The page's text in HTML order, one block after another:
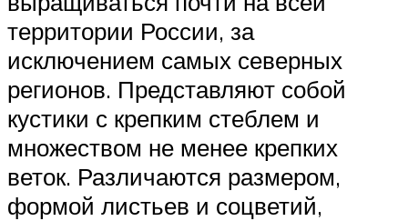
территории России, за
исключением самых северных
регионов. Представляют собой
кустики с крепким стеблем и
множеством не менее крепких
веток. Различаются размером,
формой листьев и соцветий,